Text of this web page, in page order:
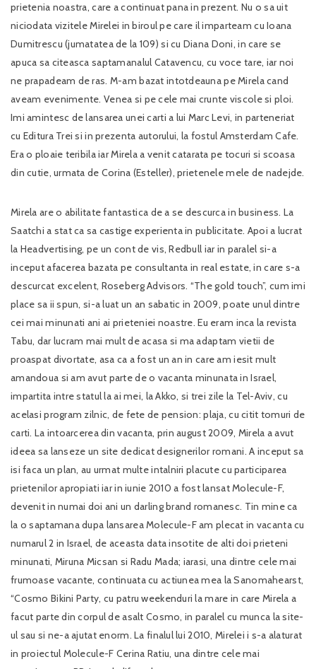
prietenia noastra, care a continuat pana in prezent. Nu o sa uit
niciodata vizitele Mirelei in biroul pe care il imparteam cu Ioana
Dumitrescu (jumatatea de la 109) si cu Diana Doni, in care se
apuca sa citeasca saptamanalul Catavencu, cu voce tare, iar noi
ne prapadeam de ras. M-am bazat intotdeauna pe Mirela cand
aveam evenimente. Venea si pe cele mai crunte viscole si ploi.
Imi amintesc de lansarea unei carti a lui Marc Levi, in parteneriat
cu Editura Trei si in prezenta autorului, la fostul Amsterdam Cafe.
Era o ploaie teribila iar Mirela a venit catarata pe tocuri si scoasa
din cutie, urmata de Corina (Esteller), prietenele mele de nadejde.
Mirela are o abilitate fantastica de a se descurca in business. La
Saatchi a stat ca sa castige experienta in publicitate. Apoi a lucrat
la Headvertising, pe un cont de vis, Redbull iar in paralel si-a
inceput afacerea bazata pe consultanta in real estate, in care s-a
descurcat excelent, Roseberg Advisors. “The gold touch”, cum imi
place sa ii spun, si-a luat un an sabatic in 2009, poate unul dintre
cei mai minunati ani ai prieteniei noastre. Eu eram inca la revista
Tabu, dar lucram mai mult de acasa si ma adaptam vietii de
proaspat divortate, asa ca a fost un an in care am iesit mult
amandoua si am avut parte de o vacanta minunata in Israel,
impartita intre statul la ai mei, la Akko, si trei zile la Tel-Aviv, cu
acelasi program zilnic, de fete de pension: plaja, cu citit tomuri de
carti. La intoarcerea din vacanta, prin august 2009, Mirela a avut
ideea sa lanseze un site dedicat designerilor romani. A inceput sa
isi faca un plan, au urmat multe intalniri placute cu participarea
prietenilor apropiati iar in iunie 2010 a fost lansat Molecule-F,
devenit in numai doi ani un darling brand romanesc. Tin mine ca
la o saptamana dupa lansarea Molecule-F am plecat in vacanta cu
numarul 2 in Israel, de aceasta data insotite de alti doi prieteni
minunati, Miruna Micsan si Radu Mada; iarasi, una dintre cele mai
frumoase vacante, continuata cu actiunea mea la Sanomahearst,
“Cosmo Bikini Party, cu patru weekenduri la mare in care Mirela a
facut parte din corpul de asalt Cosmo, in paralel cu munca la site-
ul sau si ne-a ajutat enorm. La finalul lui 2010, Mirelei i s-a alaturat
in proiectul Molecule-F Cerina Ratiu, una dintre cele mai